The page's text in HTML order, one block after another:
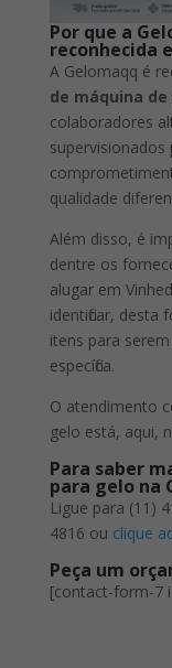
Por que a
reconhecida
A Gelomaqq é
de máquina
colaboradores
qualidade
Além disso, é
dentre os
alugar em
identificar, desta
itens para
específica.
O atendimento
gelo está, aqui,
Para saber
para gelo na
Ligue para (11)
4816 ou clique
Peça um
[contact-form-7